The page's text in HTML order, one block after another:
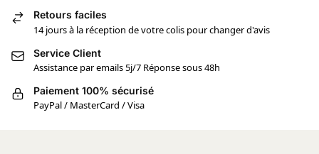
Retours faciles
14 jours à la réception de votre colis pour changer d'avis
Service Client
Assistance par emails 5j/7 Réponse sous 48h
Paiement 100% sécurisé
PayPal / MasterCard / Visa